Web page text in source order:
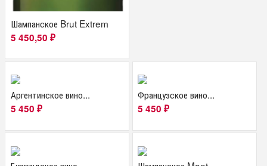
Шампанское Brut Extrem
5 450,50 ₽
Аргентинское вино...
5 450 ₽
Французское вино...
5 450₽